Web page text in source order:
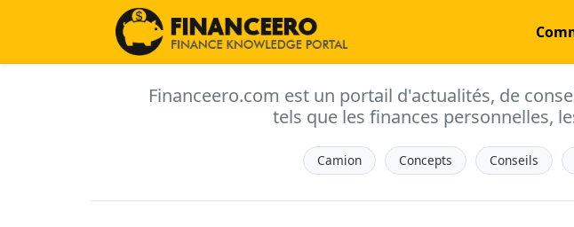
Financeero.com est un portail d'actualités, de
tels que les finances personnelles,
Camion Concepts Conseils